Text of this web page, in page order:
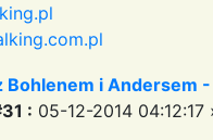
Bohlenem i Andersem
: 05-12-2014 04:12:17